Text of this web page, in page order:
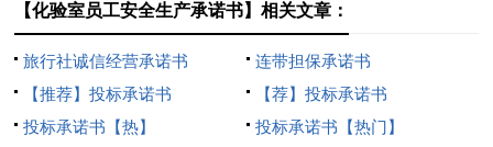
【化验室员工安全生产承诺书】相关文章：
旅行社诚信经营承诺书
连带担保承诺书
【推荐】投标承诺书
【荐】投标承诺书
投标承诺书【热】
投标承诺书【热门】